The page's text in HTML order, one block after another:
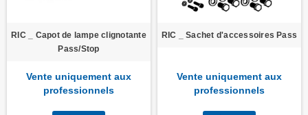
RIC _ Capot de lampe clignotante
Pass/Stop
Vente uniquement aux
professionnels
RIC _ Sachet d'accessoires Pass
Vente uniquement aux
professionnels